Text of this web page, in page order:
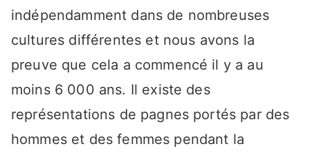
indépendamment dans de nombreuses
cultures différentes et nous avons la
preuve que cela a commencé il y a au
moins 6 000 ans. Il existe des
représentations de pagnes portés par des
hommes et des femmes pendant la